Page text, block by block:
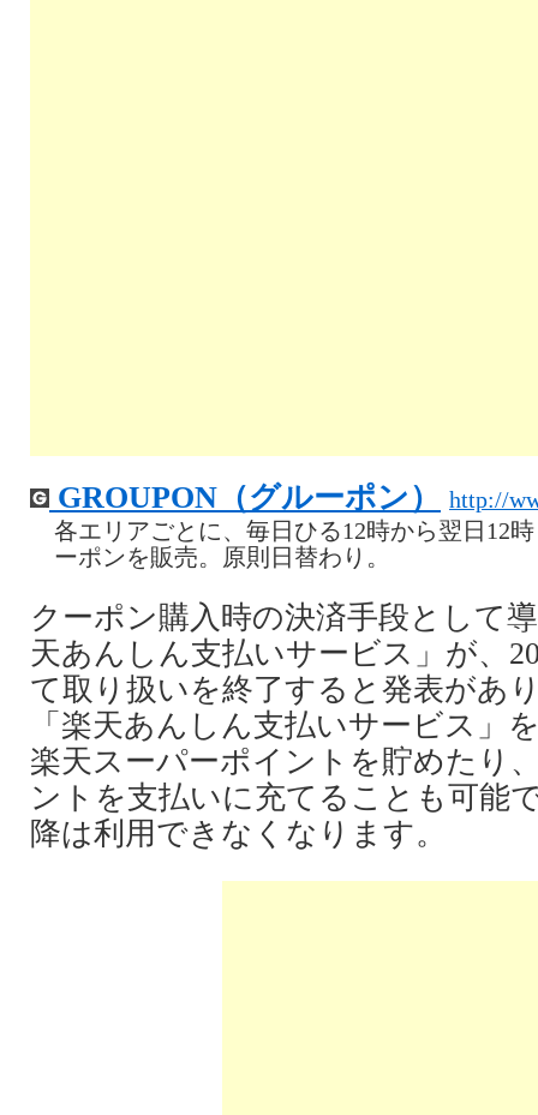
GROUPON（グルーポン）
http://
各エリアごとに、毎日ひる12時から翌日12
ーポンを販売。原則日替わり。
クーポン購入時の決済手段として
天あんしん支払いサービス」が、
て取り扱いを終了すると発表があ
「楽天あんしん支払いサービス」
楽天スーパーポイントを貯めたり
ントを支払いに充てることも可能
降は利用できなくなります。